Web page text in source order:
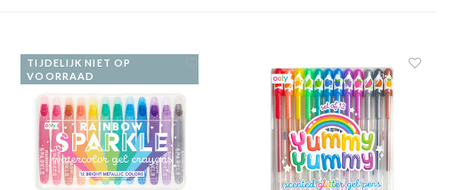
TIJDELIJK NIET OP
VOORRAAD